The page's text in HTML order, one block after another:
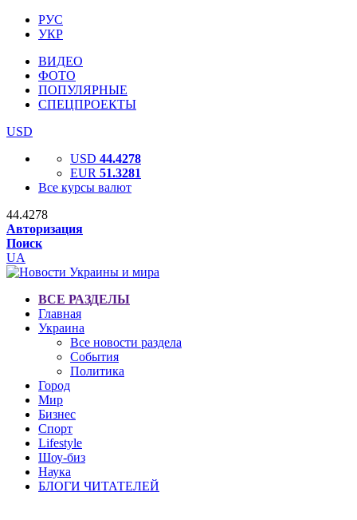
РУС
УКР
ВИДЕО
ФОТО
ПОПУЛЯРНЫЕ
СПЕЦПРОЕКТЫ
USD
USD 44.4278
EUR 51.3281
Все курсы валют
44.4278
Авторизация
Поиск
UA
ВСЕ РАЗДЕЛЫ
Главная
Украина
Все новости раздела
События
Политика
Город
Мир
Бизнес
Спорт
Lifestyle
Шоу-биз
Наука
БЛОГИ ЧИТАТЕЛЕЙ